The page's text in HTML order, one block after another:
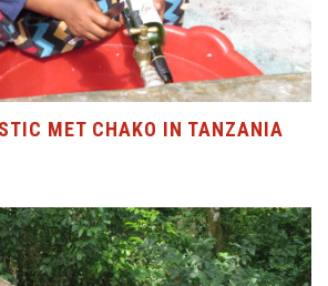
MET CHAKO IN TANZANIA